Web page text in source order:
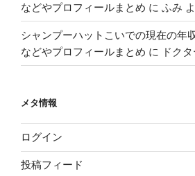
などやプロフィールまとめ に ふみ
シャンプーハットこいでの現在の年
などやプロフィールまとめ に ドク
メタ情報
ログイン
投稿フィード